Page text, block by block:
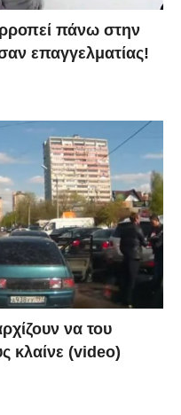
πάνω στην
επαγγελματίας!
να του
κλαίνε (video)